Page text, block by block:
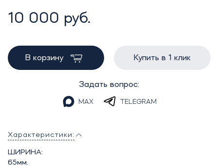
10 000 руб.
В корзину Купить в 1 клик
Задать вопрос:
MAX TELEGRAM
Характеристики:
ШИРИНА:
65мм.